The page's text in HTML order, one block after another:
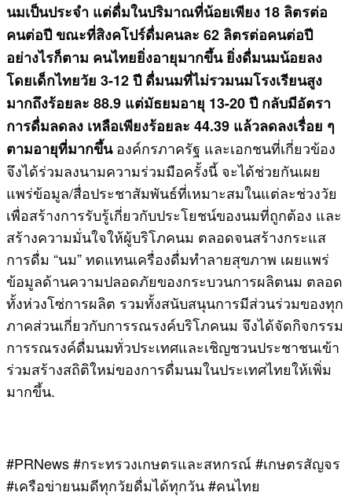
นมเป็นประจำ แต่ดื่มในปริมาณที่น้อยเพียง 18 ลิตรต่อ
คนต่อปี ขณะที่สิงคโปร์ดื่มคนละ 62 ลิตรต่อคนต่อปี
อย่างไรก็ตาม คนไทยยิ่งอายุมากขึ้น ยิ่งดื่มนมน้อยลง
โดยเด็กไทยวัย 3-12 ปี ดื่มนมที่ไม่รวมนมโรงเรียนสูง
มากถึงร้อยละ 88.9 แต่มัธยมอายุ 13-20 ปี กลับมีอัตรา
การดื่มลดลง เหลือเพียงร้อยละ 44.39 แล้วลดลงเรื่อย ๆ
ตามอายุที่มากขึ้นองค์กรภาครัฐ และเอกชนที่เกี่ยวข้อง
จึงได้ร่วมลงนามความร่วมมือครั้งนี้ จะได้ช่วยกันเผย
แพร่ข้อมูล/สื่อประชาสัมพันธ์ที่เหมาะสมในแต่ละช่วงวัย
เพื่อสร้างการรับรู้เกี่ยวกับประโยชน์ของนมที่ถูกต้อง และ
สร้างความมั่นใจให้ผู้บริโภคนม ตลอดจนสร้างกระแส
การดื่ม “นม” ทดแทนเครื่องดื่มทำลายสุขภาพ เผยแพร่
ข้อมูลด้านความปลอดภัยของกระบวนการผลิตนม ตลอด
ทั้งห่วงโซ่การผลิต รวมทั้งสนับสนุนการมีส่วนร่วมของทุก
ภาคส่วนเกี่ยวกับการรณรงค์บริโภคนม จึงได้จัดกิจกรรม
การรณรงค์ดื่มนมทั่วประเทศและเชิญชวนประชาชนเข้า
ร่วมสร้างสถิติใหม่ของการดื่มนมในประเทศไทยให้เพิ่ม
มากขึ้น.
#PRNews #กระทรวงเกษตรและสหกรณ์ #เกษตรสัญจร
#เครือข่ายนมดีทุกวัยดื่มได้ทุกวัน #คนไทย